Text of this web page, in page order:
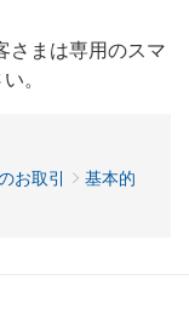
さまは専用のスマ
。
お取引
基本的